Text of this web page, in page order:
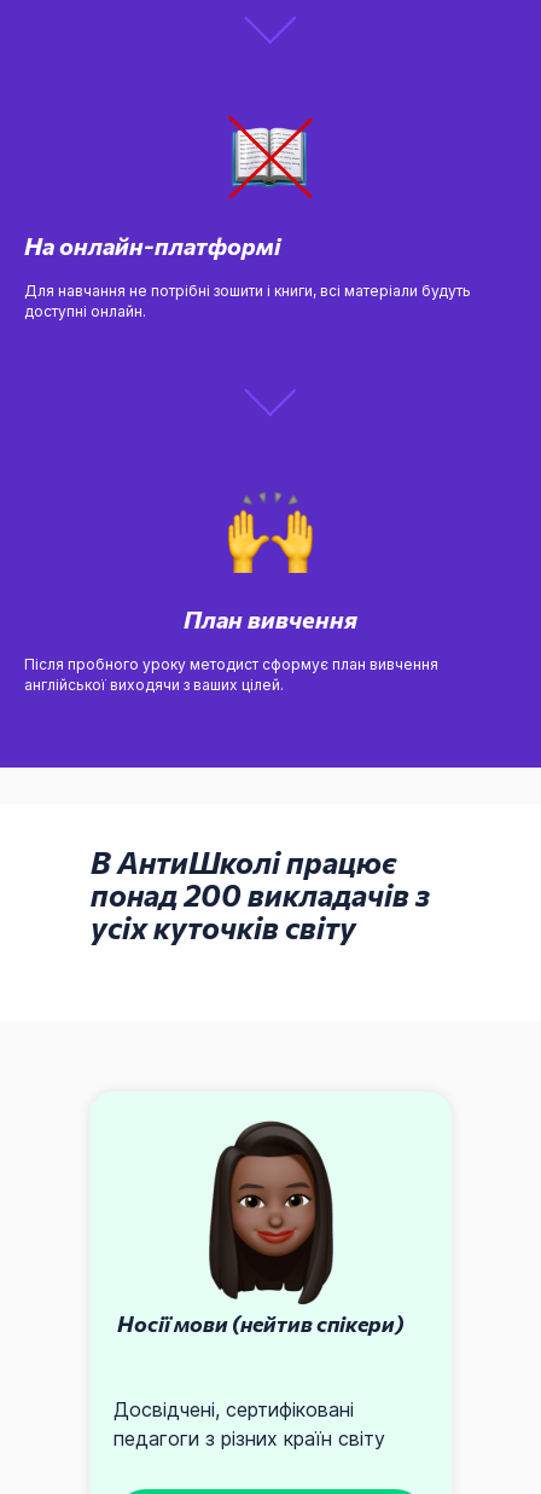
На онлайн-платформі
Для навчання не потрібні зошити і книги, всі матеріали будуть
доступні онлайн.
План вивчення
Після пробного уроку методист сформує план вивчення
англійської виходячи з ваших цілей.
В АнтиШколі працює
понад 200 викладачів з
усіх куточків світу
Носії мови (нейтив спікери)
Досвідчені, сертифіковані
педагоги з різних країн світу